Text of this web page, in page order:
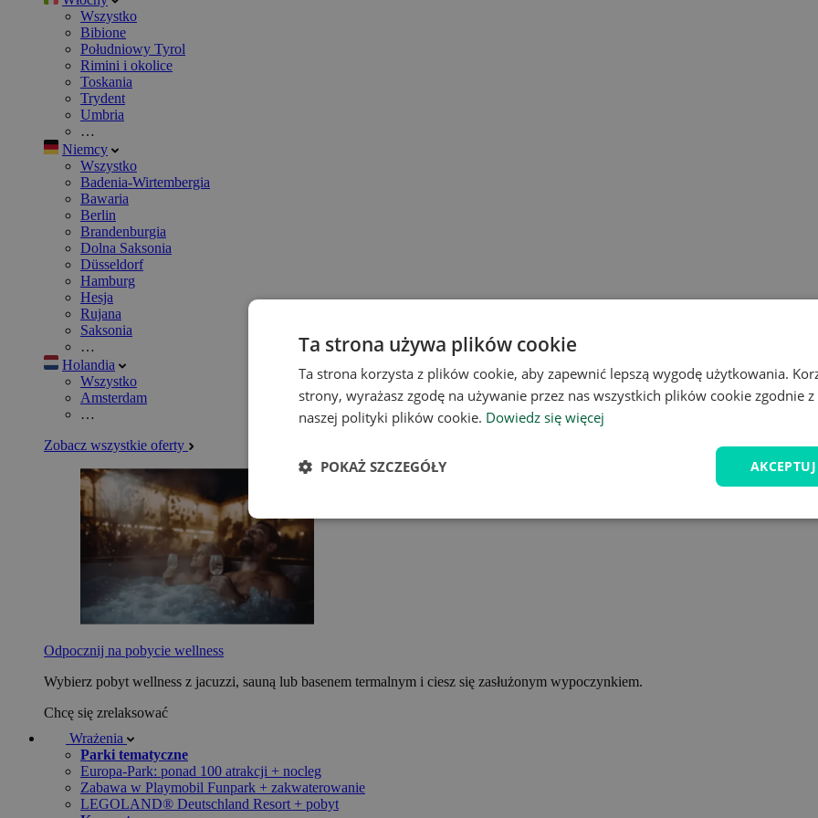
Wszystko
Bibione
Południowy Tyrol
Rimini i okolice
Toskania
Trydent
Umbria
…
Niemcy
Wszystko
Badenia-Wirtembergia
Bawaria
Berlin
Brandenburgia
Dolna Saksonia
Düsseldorf
Hamburg
Hesja
Rujana
Saksonia
…
Holandia
Wszystko
Amsterdam
…
Zobacz wszystkie oferty
Odpocznij na pobycie wellness
Wybierz pobyt wellness z jacuzzi, sauną lub basenem termalnym i ciesz się zasłużonym wypoczynkiem.
Chcę się zrelaksować
Wrażenia
Parki tematyczne
Europa-Park: ponad 100 atrakcji + nocleg
Zabawa w Playmobil Funpark + zakwaterowanie
LEGOLAND® Deutschland Resort + pobyt
Ta strona używa plików cookie
Ta strona korzysta z plików cookie, aby zapewnić lepszą wygodę użytkowania.
strony, wyrażasz zgodę na używanie przez nas wszystkich plików cookie zgodnie
naszej polityki plików cookie. Dowiedz się więcej
POKAŻ SZCZEGÓŁY